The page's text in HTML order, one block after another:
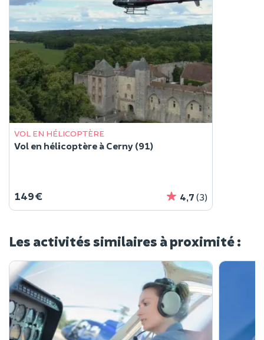
VOL EN HÉLICOPTÈRE
Vol en hélicoptère à Cerny (91)
149 € 4,7 (3)
Les activités similaires à proximité :